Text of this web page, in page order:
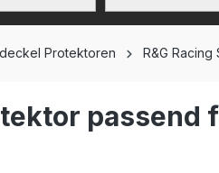
Protektoren R&G Racing
passend